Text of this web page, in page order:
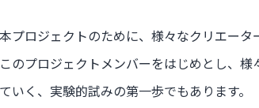
本プロジェクトのために、様々なクリエータ
このプロジェクトメンバーをはじめとし、
ていく、実験的試みの第一歩でもあります。